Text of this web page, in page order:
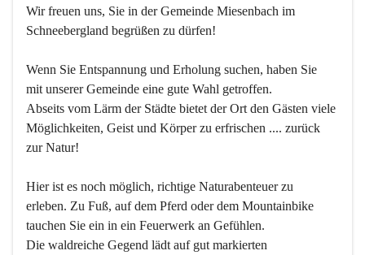
Wir freuen uns, Sie in der Gemeinde Miesenbach im
Schneebergland begrüßen zu dürfen!
Wenn Sie Entspannung und Erholung suchen, haben Sie
mit unserer Gemeinde eine gute Wahl getroffen.
Abseits vom Lärm der Städte bietet der Ort den Gästen viele
Möglichkeiten, Geist und Körper zu erfrischen .... zurück
zur Natur!
Hier ist es noch möglich, richtige Naturabenteuer zu
erleben. Zu Fuß, auf dem Pferd oder dem Mountainbike
tauchen Sie ein in ein Feuerwerk an Gefühlen.
Die waldreiche Gegend lädt auf gut markierten